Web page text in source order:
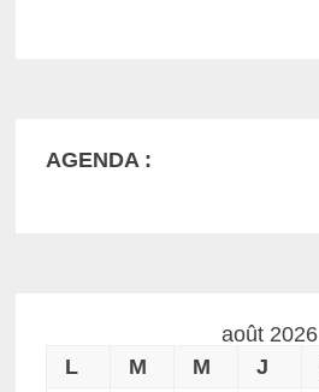
AGENDA :
août 2026
L
M M J